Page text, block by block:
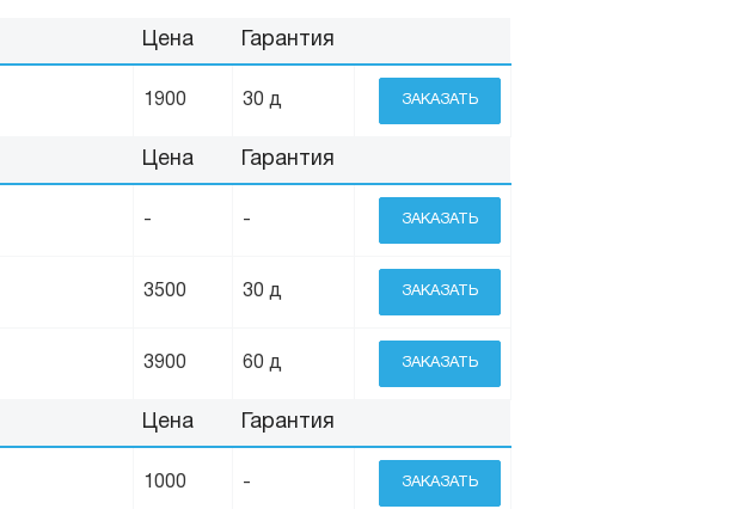
Цена Гарантия
1900 30 д ЗАКАЗАТЬ
Цена Гарантия
- - ЗАКАЗАТЬ
3500 30 д ЗАКАЗАТЬ
3900 60 д ЗАКАЗАТЬ
Цена Гарантия
1000 - ЗАКАЗАТЬ